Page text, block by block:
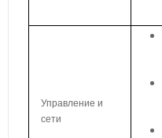
Управление и
сети